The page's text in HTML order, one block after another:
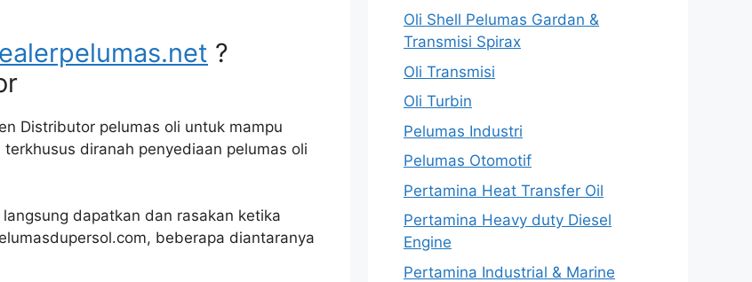
?
Distributor pelumas oli untuk mampu
diranah penyediaan pelumas oli
dapatkan dan rasakan ketika
beberapa diantaranya
Oli Shell Pelumas Gardan &
Transmisi Spirax
Oli Transmisi
Oli Turbin
Pelumas Industri
Pelumas Otomotif
Pertamina Heat Transfer Oil
Pertamina Heavy duty Diesel
Engine
Pertamina Industrial & Marine